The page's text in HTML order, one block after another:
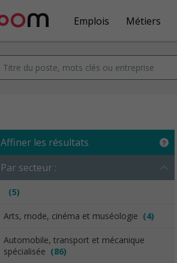
Emplois Métiers
Affiner les résultats
Par secteur :
(5)
Arts, mode, cinéma et muséologie (4)
Automobile, transport et mécanique
spécialisée (86)